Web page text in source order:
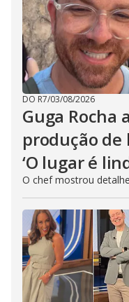
DO R7/03/08/2026
Guga Rocha
produção
‘O lugar é
O chef mostrou